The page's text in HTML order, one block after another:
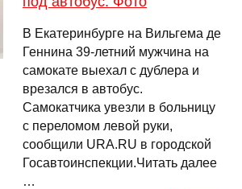
В Екатеринбурге на Вильгема де
Геннина 39-летний мужчина на
самокате выехал с дублера и
врезался в автобус.
Самокатчика увезли в больницу
с переломом левой руки,
сообщили URA.RU в городской
Госавтоинспекции.Читать далее
…